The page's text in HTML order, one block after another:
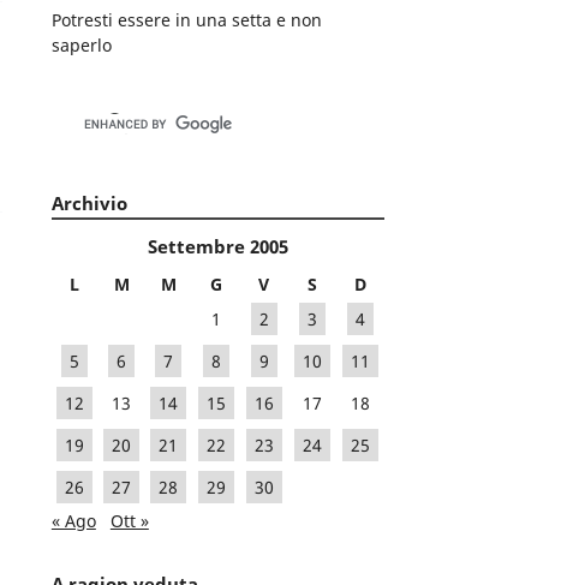
Potresti essere in una setta e non
saperlo
Archivio
Settembre 2005
L M M G V S
D
1
2 3
4
5
6 7 8 9 10
11
12
13 14 15 16 17
18
19
20 21 22 23 24
25
26
27 28 29
30
« Ago
Ott »